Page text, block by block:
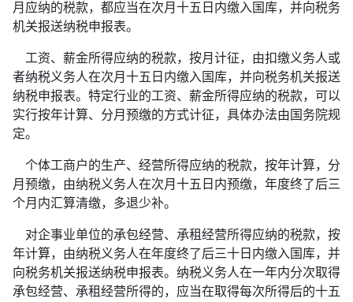
月应纳的税款，都应当在次月十五日内缴入国库，并向税务
机关报送纳税申报表。
工资、薪金所得应纳的税款，按月计征，由扣缴义务人或
者纳税义务人在次月十五日内缴入国库，并向税务机关报送
纳税申报表。特定行业的工资、薪金所得应纳的税款，可以
实行按年计算、分月预缴的方式计征，具体办法由国务院规
定。
个体工商户的生产、经营所得应纳的税款，按年计算，分
月预缴，由纳税义务人在次月十五日内预缴，年度终了后三
个月内汇算清缴，多退少补。
对企事业单位的承包经营、承租经营所得应纳的税款，按
年计算，由纳税义务人在年度终了后三十日内缴入国库，并
向税务机关报送纳税申报表。纳税义务人在一年内分次取得
承包经营、承租经营所得的，应当在取得每次所得后的十五